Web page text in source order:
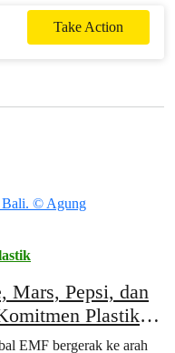
Take Action
Mars, Pepsi, dan
Plastik
Memprioritaskan
EMF bergerak ke arah